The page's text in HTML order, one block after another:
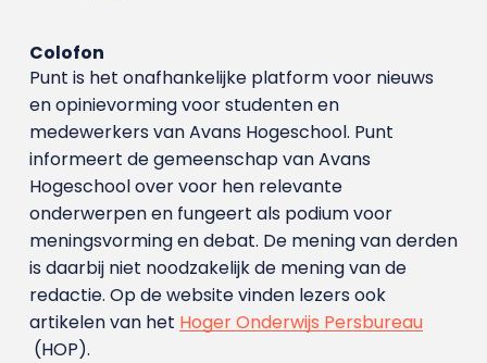
Colofon
Punt is het onafhankelijke platform voor nieuws
en opinievorming voor studenten en
medewerkers van Avans Hoge­school. Punt
informeert de gemeenschap van Avans
Hogeschool over voor hen relevante
onderwerpen en fungeert als podium voor
meningsvorming en debat. De mening van derden
is daarbij niet noodzakelijk de mening van de
redactie. Op de website vinden lezers ook
artikelen van het Hoger Onderwijs Persbureau
(HOP).